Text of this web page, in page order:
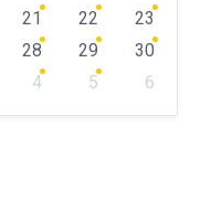
21 22
23
28 29
30
4 5
6